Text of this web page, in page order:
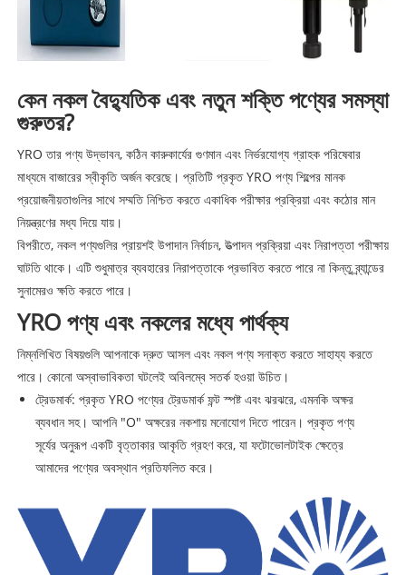
কেন নকল বৈদ্যুতিক এবং নতুন শক্তি পণ্যের সমস্যা
গুরুতর?
YRO তার পণ্য উদ্ভাবন, কঠিন কারুকার্যের গুণমান এবং নির্ভরযোগ্য গ্রাহক পরিষেবার
মাধ্যমে বাজারের স্বীকৃতি অর্জন করেছে। প্রতিটি প্রকৃত YRO পণ্য শিল্পের মানক
প্রয়োজনীয়তাগুলির সাথে সম্মতি নিশ্চিত করতে একাধিক পরীক্ষার প্রক্রিয়া এবং কঠোর মান
নিয়ন্ত্রণের মধ্য দিয়ে যায়।
বিপরীতে, নকল পণ্যগুলির প্রায়শই উপাদান নির্বাচন, উত্পাদন প্রক্রিয়া এবং নিরাপত্তা পরীক্ষায়
ঘাটতি থাকে। এটি শুধুমাত্র ব্যবহারের নিরাপত্তাকে প্রভাবিত করতে পারে না কিন্তু ব্র্যান্ডের
সুনামেরও ক্ষতি করতে পারে।
YRO পণ্য এবং নকলের মধ্যে পার্থক্য
নিম্নলিখিত বিষয়গুলি আপনাকে দ্রুত আসল এবং নকল পণ্য সনাক্ত করতে সাহায্য করতে
পারে। কোনো অস্বাভাবিকতা ঘটলেই অবিলম্বে সতর্ক হওয়া উচিত।
ট্রেডমার্ক: প্রকৃত YRO পণ্যের ট্রেডমার্ক ফন্ট স্পষ্ট এবং ঝরঝরে, এমনকি অক্ষর
ব্যবধান সহ। আপনি "O" অক্ষরের নকশায় মনোযোগ দিতে পারেন। প্রকৃত পণ্য
সূর্যের অনুরূপ একটি বৃত্তাকার আকৃতি গ্রহণ করে, যা ফটোভোলটাইক ক্ষেত্রে
আমাদের পণ্যের অবস্থান প্রতিফলিত করে।